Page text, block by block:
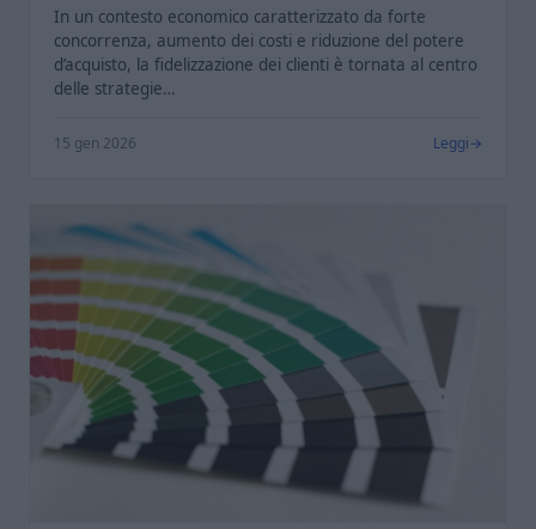
In un contesto economico caratterizzato da forte
concorrenza, aumento dei costi e riduzione del potere
d’acquisto, la fidelizzazione dei clienti è tornata al centro
delle strategie…
15 gen 2026 Leggi